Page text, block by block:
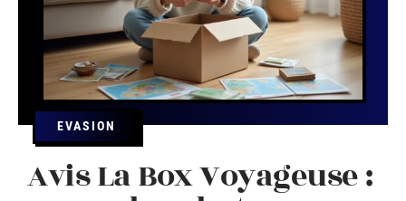
EVASION
Avis La Box Voyageuse :